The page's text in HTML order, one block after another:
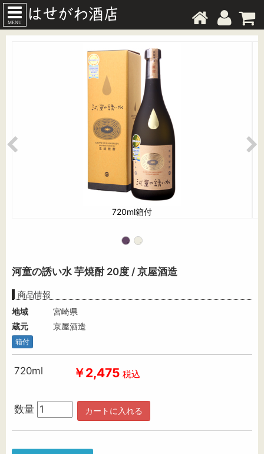
MENU
720ml箱付
河童の誘い水 芋焼酎 20度 / 京屋酒造
商品情報
地域
宮崎県
蔵元
京屋酒造
箱付
720ml ￥2,475 税込
数量 カートに入れる